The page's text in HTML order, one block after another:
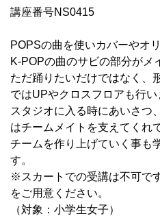
講座番号NS0415
POPSの曲を使いカバーやオ
K-POPの曲のサビの部分がメ
ただ踊りたいだけではなく、
ではUPやクロスフロアも行い
スタジオに入る時にあいさつ
はチームメイトを支えてくれ
チームを作り上げていく事も
す。
※スカートでの受講は不可で
をご用意ください。
（対象：小学生女子）